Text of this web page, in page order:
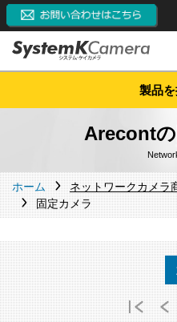
Arecont
ホーム ネットワークカメラ
固定カメラ
製品